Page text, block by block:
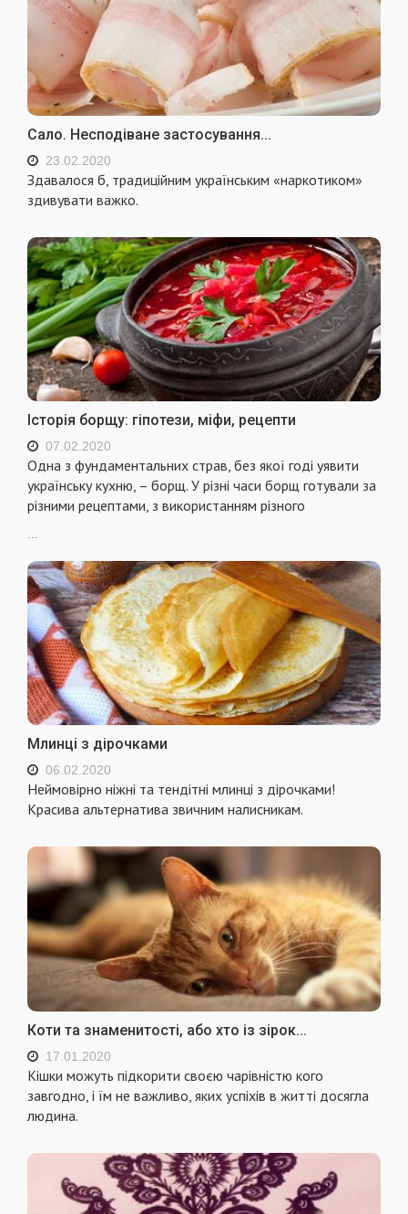
Сало. Несподіване застосування...
23.02.2020
Здавалося б, традиційним українським «наркотиком»
здивувати важко.
Історія борщу: гіпотези, міфи, рецепти
07.02.2020
Одна з фундаментальних страв, без якої годі уявити
українську кухню, – борщ. У різні часи борщ готували за
різними рецептами, з використанням різного
Млинці з дірочками
06.02.2020
Неймовірно ніжні та тендітні млинці з дірочками!
Красива альтернатива звичним налисникам.
Коти та знаменитості, або хто із зірок...
17.01.2020
Кішки можуть підкорити своєю чарівністю кого
завгодно, і їм не важливо, яких успіхів в житті досягла
людина.